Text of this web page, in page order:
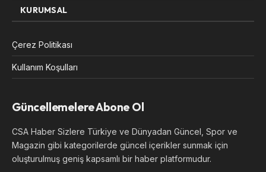
KURUMSAL
Çerez Politikası
Kullanım Koşulları
Güncellemelere Abone Ol
CSA Haber Sizlere Türkiye ve Dünyadan Güncel, Spor ve
Magazin gibi kategorilerde güncel içerikler sunmak için
oluşturulmuş geniş kapsamlı bir haber platformudur.